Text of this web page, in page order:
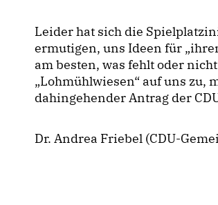
Leider hat sich die
ermutigen, uns Ideen für
am besten, was fehlt oder
Lohmühlwiesen“ auf uns zu,
dahingehender Antrag der
Dr. Andrea Friebel (CDU-